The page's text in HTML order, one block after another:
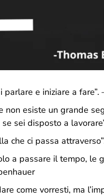
parlare e iniziare a fare”.
esiste un grande
sei disposto a lavorare
che ci passa attraverso
a passare il tempo, le
come vorresti, ma